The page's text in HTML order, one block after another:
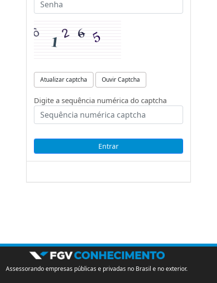
Atualizar captcha Ouvir Captcha
Digite a sequência numérica do captcha
Assessorando empresas públicas e privadas no Brasil e no exterior.